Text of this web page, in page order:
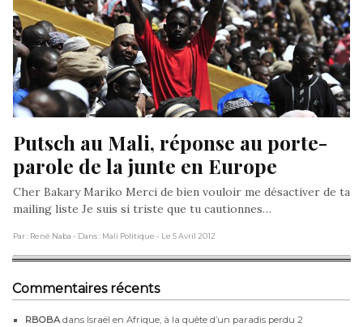
Putsch au Mali, réponse au porte-
parole de la junte en Europe
Cher Bakary Mariko Merci de bien vouloir me désactiver de ta
mailing liste Je suis si triste que tu cautionnes…
Par : René Naba - Dans : Mali Politique - Le 5 Avril 2012
Commentaires récents
RBOBAdans Israël en Afrique, à la quête d’un paradis perdu 2